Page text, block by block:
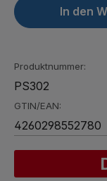
In den
Produktnummer:
PS302
GTIN/EAN:
4260298552780